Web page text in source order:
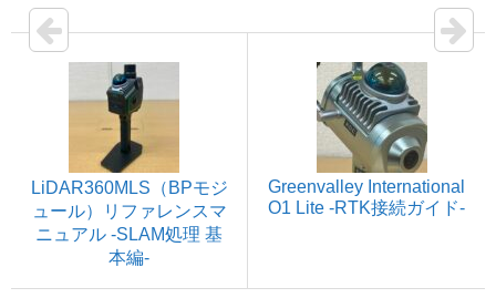
LiDAR360MLS（BPモジ
ュール）リファレンスマ
ニュアル -SLAM処理 基
本編-
Greenvalley International
O1 Lite -RTK接続ガイド-